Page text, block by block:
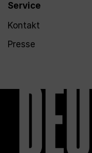
Service
Kontakt
Presse